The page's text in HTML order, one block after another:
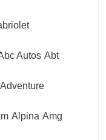
Autos Abt
Adventure
Alpina Amg